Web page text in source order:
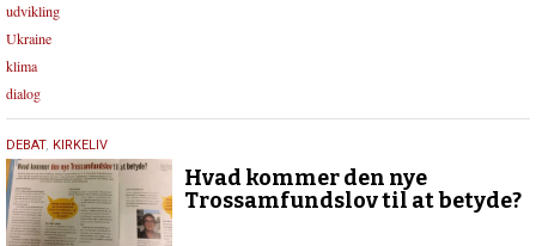
udvikling
Ukraine
klima
dialog
30.
november
2017
DEBAT, KIRKELIV
Hvad kommer den nye
Trossamfundslov til at betyde?